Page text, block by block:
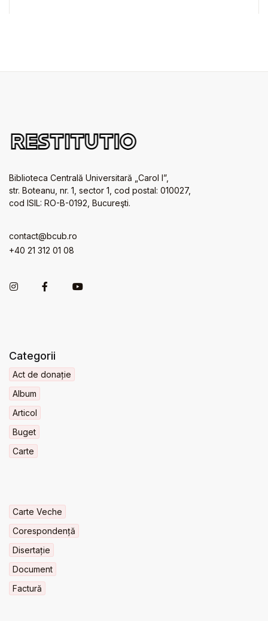
Biblioteca Centrală Universitară „Carol I”,
str. Boteanu, nr. 1, sector 1, cod postal: 010027,
cod ISIL: RO-B-0192, Bucureşti.
contact@bcub.ro
+40 21 312 01 08
Categorii
Act de donație
Album
Articol
Buget
Carte
Carte Veche
Corespondență
Disertație
Document
Factură